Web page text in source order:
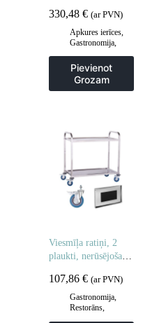
330,48 € (ar PVN)
Apkures ierīces,
Gastronomija,
sildīšanas
plāksnes,Grila
šķīvji,Virtuve
Pievienot
Grozam
Viesmīļa ratiņi, 2
plaukti, nerūsējošais
107,86 € (ar PVN)
Gastronomija,
Restorāns,